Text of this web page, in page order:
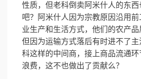
性质，但老科倒卖阿米什人的东
吧？阿米什人因为宗教原因沿用
业生产和生活方式，他们的农产品
但因为运输方式落后有时进不了
科这样的中间商，接上商品流通
浪费，这不也做出了贡献么？